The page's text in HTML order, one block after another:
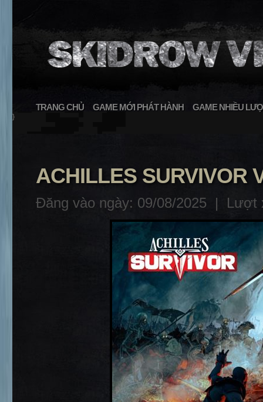
TRANG CHỦ GAME MỚI PHÁT HÀNH GAME NHIỀU
}
ACHILLES SURVIVOR
Đăng vào ngày: 09/08/2025 | Lượt